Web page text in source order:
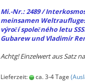
Mi.-Nr.: 2489 /
mein­sa­men Weltrauflu­ges
výročí společného letu
Gu­ba­rew und Vla­dimír
Achtg! Ein­zel­wert aus Satz
Lieferzeit: ca. 3-4 Tage